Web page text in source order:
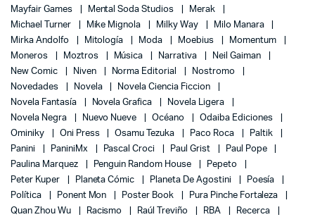
Mayfair Games
Mental Soda Studios
Merak
Michael Turner
Mike Mignola Milky Way
Milo Manara
Mirka Andolfo
Mitología Moda Moebius
Momentum
Moneros
Moztros Música Narrativa
Neil Gaiman
New Comic
Niven Norma Editorial
Nostromo
Novedades
Novela
Novela Ciencia Ficcion
Novela Fantasía
Novela Grafica
Novela Ligera
Novela Negra
Nuevo Nueve Océano
Odaiba Ediciones
Ominiky
Oni Press Osamu Tezuka Paco Roca
Paltik
Panini
PaniniMx Pascal Croci Paul Grist
Paul Pope
Paulina Marquez
Penguin Random House
Pepeto
Peter Kuper
Planeta Cómic Planeta De Agostini
Poesía
Política
Ponent Mon Poster Book
Pura Pinche Fortaleza
Quan Zhou Wu
Racismo Raúl Treviño RBA
Recerca